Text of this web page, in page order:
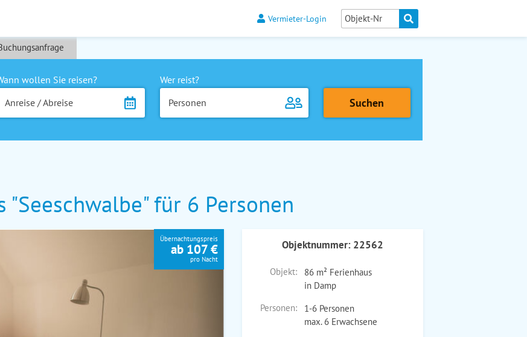
Vermieter-Login
wollen Sie reisen?
Anreise / Abreise
Wer reist?
Personen
"Seeschwalbe" für 6 Personen
Übernachtungspreis
ab 107 €
pro Nacht
Objektnummer: 22562
Objekt:
86 m² Ferienhaus
in Damp
Personen:
1-6 Personen
max. 6 Erwachsene